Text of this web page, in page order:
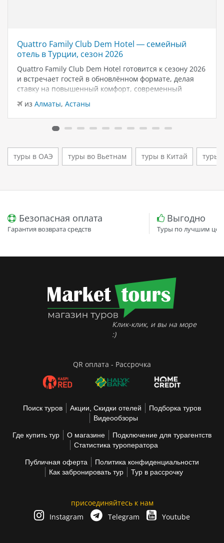
Quattro Family Club Dem Hotel — семейный
отель в Турции, сезон 2026
Quattro Family Club Dem Hotel готовится к сезону 2026
и встречает гостей в обновлённом формате, делая
ставку на повышенный комфорт, современный
дизайн и атмосферу спокойного семейного отдыха у
моря. Отель остаётся популярным выбором для тех,
кто ищет семейный отель в…
из Алматы, Астаны
туры в ОАЭ туры во Вьетнам туры в Китай туры
Безопасная оплата
Гарантия возврата средств
Выгодно
Туры по лучшим
Клик-клик, и вы на море
:)
QR оплата - Рассрочка
Поиск туров Акции, Скидки отелей
Подборка туров
Видеообзоры
Где купить тур О магазине
Подключение для турагентств
Статистика туроператора
Публичная оферта
Политика конфиденциальности
Как забронировать тур
Тур в рассрочку
присоединяйтесь к нам
Instagram
Telegram Youtube